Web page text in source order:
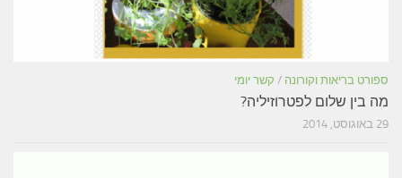
ספורט בריאות וקורונה / קשר יומי
מה בין שלום לפטרוזיליה?
29 באוגוסט, 2014